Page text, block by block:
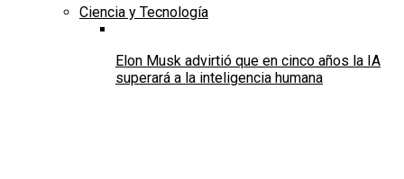
Ciencia y Tecnología
Elon Musk advirtió que en cinco años la IA
superará a la inteligencia humana